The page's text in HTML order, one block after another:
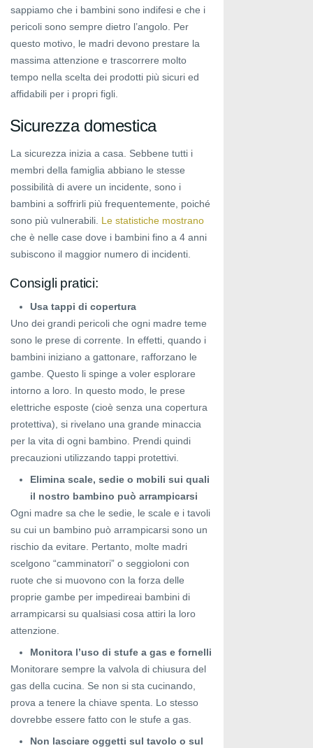
sappiamo che i bambini sono indifesi e che i
pericoli sono sempre dietro l’angolo. Per
questo motivo, le madri devono prestare la
massima attenzione e trascorrere molto
tempo nella scelta dei prodotti più sicuri ed
affidabili per i propri figli.
Sicurezza domestica
La sicurezza inizia a casa. Sebbene tutti i
membri della famiglia abbiano le stesse
possibilità di avere un incidente, sono i
bambini a soffrirli più frequentemente, poiché
sono più vulnerabili. Le statistiche mostrano
che è nelle case dove i bambini fino a 4 anni
subiscono il maggior numero di incidenti.
Consigli pratici:
Usa tappi di copertura
Uno dei grandi pericoli che ogni madre teme
sono le prese di corrente. In effetti, quando i
bambini iniziano a gattonare, rafforzano le
gambe. Questo li spinge a voler esplorare
intorno a loro. In questo modo, le prese
elettriche esposte (cioè senza una copertura
protettiva), si rivelano una grande minaccia
per la vita di ogni bambino. Prendi quindi
precauzioni utilizzando tappi protettivi.
Elimina scale, sedie o mobili sui quali
il nostro bambino può arrampicarsi
Ogni madre sa che le sedie, le scale e i tavoli
su cui un bambino può arrampicarsi sono un
rischio da evitare. Pertanto, molte madri
scelgono “camminatori” o seggioloni con
ruote che si muovono con la forza delle
proprie gambe per impedireai bambini di
arrampicarsi su qualsiasi cosa attiri la loro
attenzione.
Monitora l’uso di stufe a gas e fornelli
Monitorare sempre la valvola di chiusura del
gas della cucina. Se non si sta cucinando,
prova a tenere la chiave spenta. Lo stesso
dovrebbe essere fatto con le stufe a gas.
Non lasciare oggetti sul tavolo o sul